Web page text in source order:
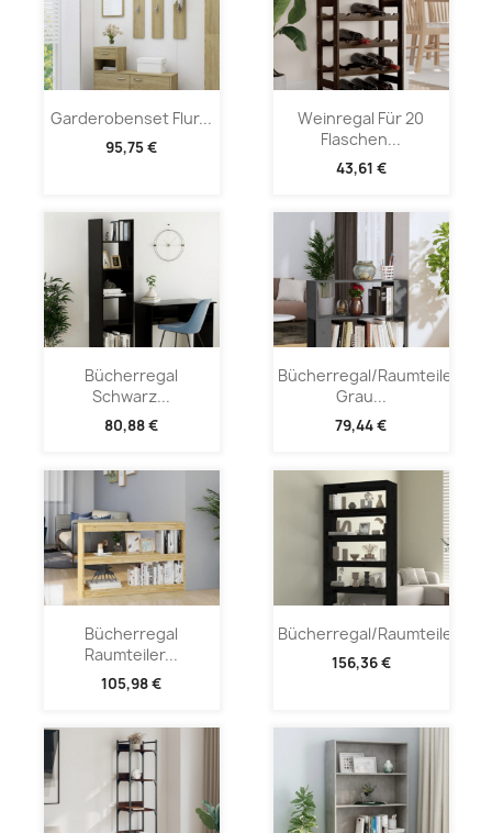
Garderobenset Flur...
95,75 €
Weinregal Für 20
Flaschen...
43,61 €
Bücherregal
Schwarz...
80,88 €
Bücherregal/Raumteiler
Grau...
79,44 €
Bücherregal
Raumteiler...
105,98 €
Bücherregal/Raumteiler...
156,36 €